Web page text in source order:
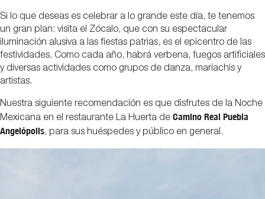
Si lo que deseas es celebrar a lo grande este día, te tenemos
un gran plan: visita el Zócalo, que con su espectacular
iluminación alusiva a las fiestas patrias, es el epicentro de las
festividades. Como cada año, habrá verbena, fuegos artificiales
y diversas actividades como grupos de danza, mariachis y
artistas.
Nuestra siguiente recomendación es que disfrutes de la Noche
Mexicana en el restaurante La Huerta de Camino Real Puebla
Angelópolis, para sus huéspedes y público en general.